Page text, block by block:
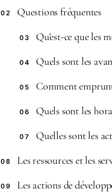
02 Questions fréquentes
03 Qu’est-ce que les
04 Quels sont les
05 Comment
06 Quels sont les
07 Quelles sont les
08 Les ressources et les
09 Les actions de